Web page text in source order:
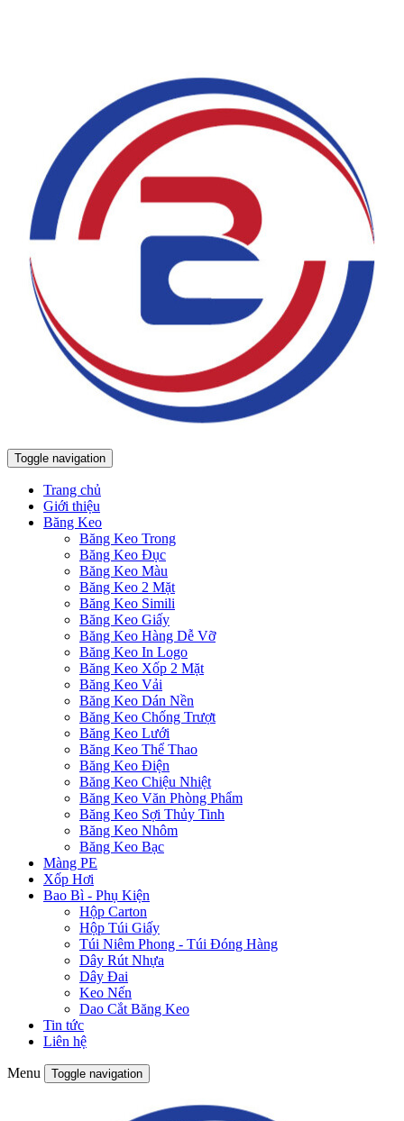
Toggle navigation
Trang chủ
Giới thiệu
Băng Keo
Băng Keo Trong
Băng Keo Đục
Băng Keo Màu
Băng Keo 2 Mặt
Băng Keo Simili
Băng Keo Giấy
Băng Keo Hàng Dễ Vỡ
Băng Keo In Logo
Băng Keo Xốp 2 Mặt
Băng Keo Vải
Băng Keo Dán Nền
Băng Keo Chống Trượt
Băng Keo Lưới
Băng Keo Thể Thao
Băng Keo Điện
Băng Keo Chiệu Nhiệt
Băng Keo Văn Phòng Phẩm
Băng Keo Sợi Thủy Tinh
Băng Keo Nhôm
Băng Keo Bạc
Màng PE
Xốp Hơi
Bao Bì - Phụ Kiện
Hộp Carton
Hộp Túi Giấy
Túi Niêm Phong - Túi Đóng Hàng
Dây Rút Nhựa
Dây Đai
Keo Nến
Dao Cắt Băng Keo
Tin tức
Liên hệ
Menu Toggle navigation